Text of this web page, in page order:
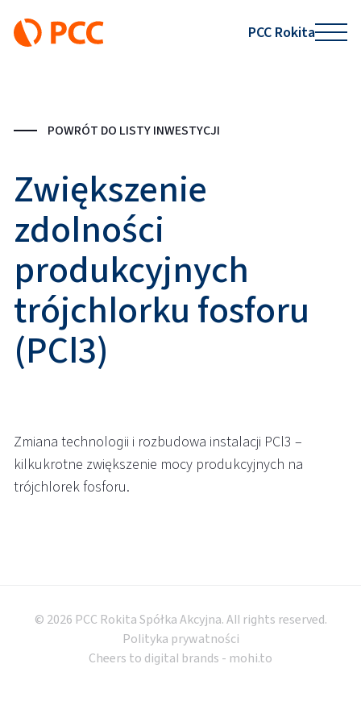
PCC Rokita
POWRÓT DO LISTY INWESTYCJI
Zwiększenie
zdolności
produkcyjnych
trójchlorku fosforu
(PCl3)
Zmiana technologii i rozbudowa instalacji PCl3 –
kilkukrotne zwiększenie mocy produkcyjnych na
trójchlorek fosforu.
© 2026 PCC Rokita Spółka Akcyjna. All rights reserved.
Polityka prywatności
Cheers to digital brands - mohi.to